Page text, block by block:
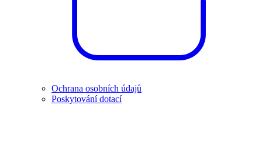
Ochrana osobních údajů
Poskytování dotací